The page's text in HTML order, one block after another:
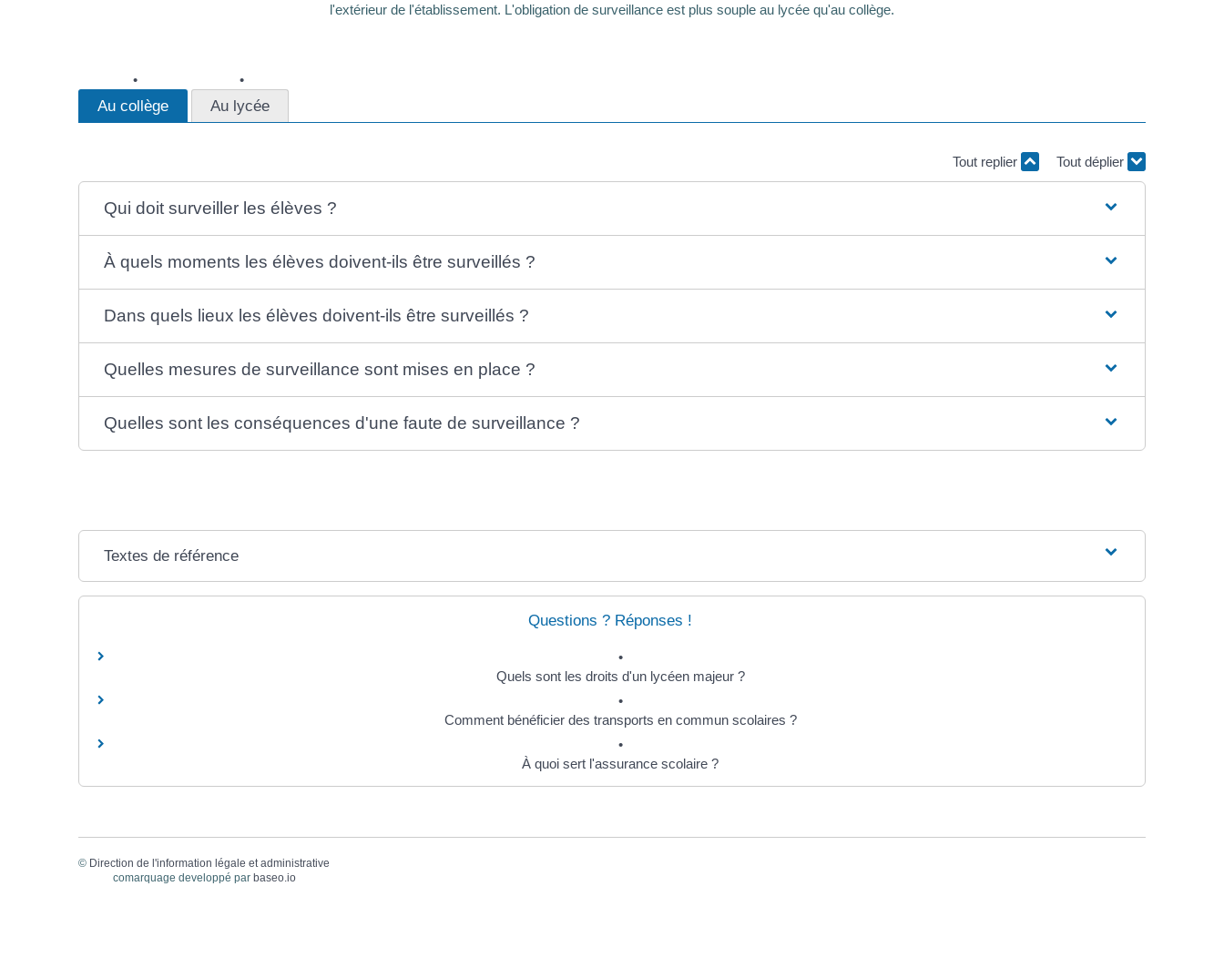
l'extérieur de l'établissement. L'obligation de surveillance est plus souple au lycée qu'au collège.
Au collège Au lycée
Tout replier Tout déplier
Qui doit surveiller les élèves ?
À quels moments les élèves doivent-ils être surveillés ?
Dans quels lieux les élèves doivent-ils être surveillés ?
Quelles mesures de surveillance sont mises en place ?
Quelles sont les conséquences d'une faute de surveillance ?
Textes de référence
Questions ? Réponses !
Quels sont les droits d'un lycéen majeur ?
Comment bénéficier des transports en commun scolaires ?
À quoi sert l'assurance scolaire ?
© Direction de l'information légale et administrative
comarquage developpé par baseo.io